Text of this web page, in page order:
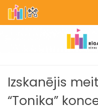
Skip to content
Izskanējis
“Tonika”